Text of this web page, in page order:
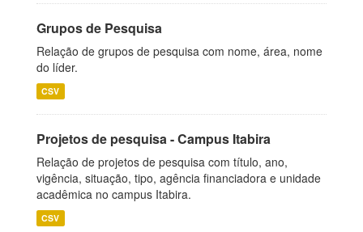
Grupos de Pesquisa
Relação de grupos de pesquisa com nome, área, nome
do líder.
CSV
Projetos de pesquisa - Campus Itabira
Relação de projetos de pesquisa com título, ano,
vigência, situação, tipo, agência financiadora e unidade
acadêmica no campus Itabira.
CSV